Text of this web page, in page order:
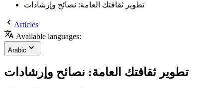
تطوير ثقافتك العامة: نصائح وإرشادات
Articles
Available languages:
Arabic
تطوير ثقافتك العامة: نصائح وإرشادات